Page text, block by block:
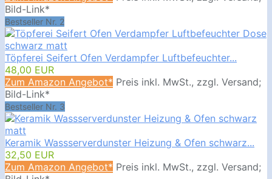
Bild-Link*
Bestseller Nr. 2
Töpferei Seifert Ofen Verdampfer Luftbefeuchter...
48,00 EUR
Zum Amazon Angebot* Preis inkl. MwSt., zzgl. Versand;
Bild-Link*
Bestseller Nr. 3
Keramik Wassserverdunster Heizung & Ofen schwarz...
32,50 EUR
Zum Amazon Angebot* Preis inkl. MwSt., zzgl. Versand;